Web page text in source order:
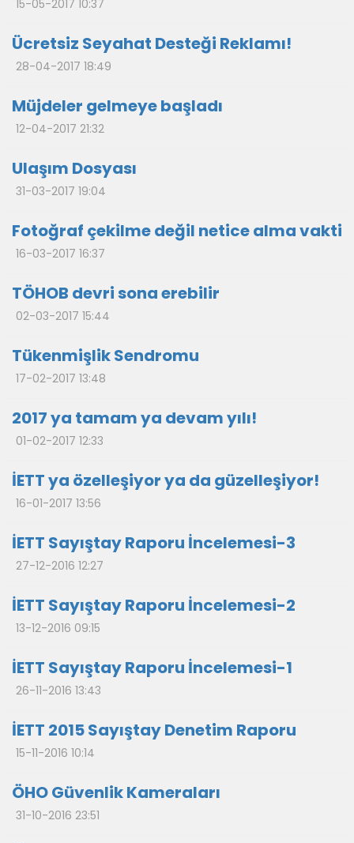
15-05-2017 10:37
Ücretsiz Seyahat Desteği Reklamı!
28-04-2017 18:49
Müjdeler gelmeye başladı
12-04-2017 21:32
Ulaşım Dosyası
31-03-2017 19:04
Fotoğraf çekilme değil netice alma vakti
16-03-2017 16:37
TÖHOB devri sona erebilir
02-03-2017 15:44
Tükenmişlik Sendromu
17-02-2017 13:48
2017 ya tamam ya devam yılı!
01-02-2017 12:33
İETT ya özelleşiyor ya da güzelleşiyor!
16-01-2017 13:56
İETT Sayıştay Raporu İncelemesi-3
27-12-2016 12:27
İETT Sayıştay Raporu İncelemesi-2
13-12-2016 09:15
İETT Sayıştay Raporu İncelemesi-1
26-11-2016 13:43
İETT 2015 Sayıştay Denetim Raporu
15-11-2016 10:14
ÖHO Güvenlik Kameraları
31-10-2016 23:51